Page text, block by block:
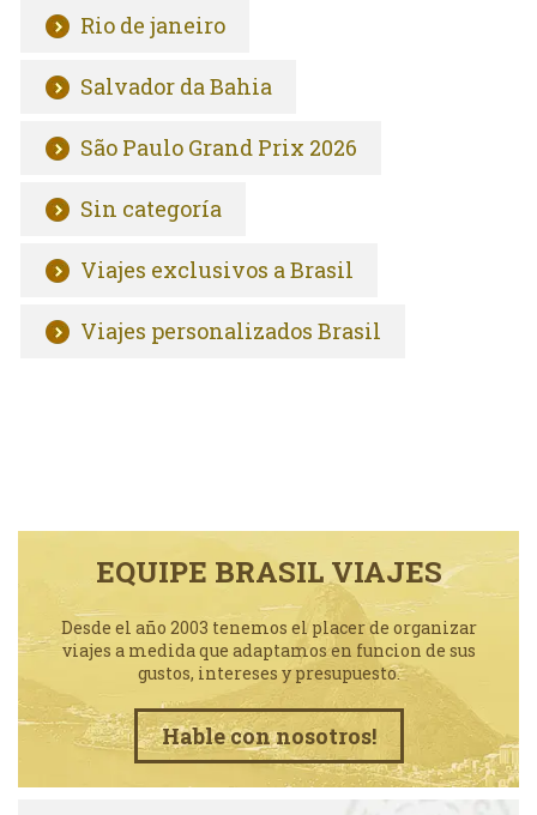
Rio de janeiro
Salvador da Bahia
São Paulo Grand Prix 2026
Sin categoría
Viajes exclusivos a Brasil
Viajes personalizados Brasil
EQUIPE BRASIL VIAJES
Desde el año 2003 tenemos el placer de organizar
viajes a medida que adaptamos en funcion de sus
gustos, intereses y presupuesto.
Hable con nosotros!